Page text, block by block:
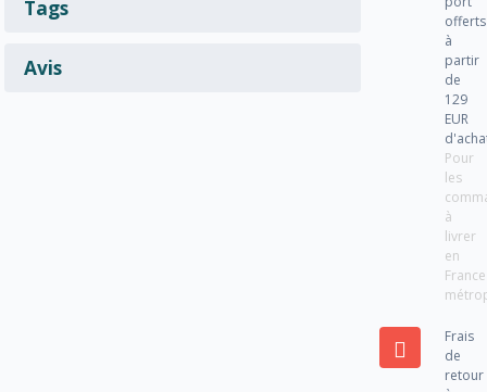
Tags
Avis
offerts
à
partir
de
129
EUR
Pour
les
à
livrer
en
France
Frais
de
retour